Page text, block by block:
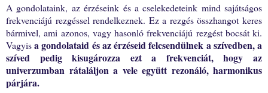
A gondolataink, az érzéseink és a cselekedeteink mind sajátságos
frekvenciájú rezgéssel rendelkeznek. Ez a rezgés összhangot keres
bármivel, ami azonos, vagy hasonló frekvenciájú rezgést bocsát ki.
Vagyisa gondolataid és az érzéseid felcsendülnek a szívedben, a
szíved pedig kisugározza ezt a frekvenciát, hogy az
univerzumban rátaláljon a vele együtt rezonáló, harmonikus
párjára.